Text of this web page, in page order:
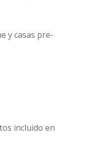
y casas pre-
incluido en